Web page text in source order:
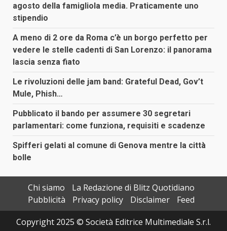
agosto della famigliola media. Praticamente uno
stipendio
A meno di 2 ore da Roma c’è un borgo perfetto per
vedere le stelle cadenti di San Lorenzo: il panorama
lascia senza fiato
Le rivoluzioni delle jam band: Grateful Dead, Gov’t
Mule, Phish…
Pubblicato il bando per assumere 30 segretari
parlamentari: come funziona, requisiti e scadenze
Spifferi gelati al comune di Genova mentre la città
bolle
Chi siamo
La Redazione di Blitz Quotidiano
Pubblicità
Privacy policy Disclaimer
Feed
Copyright 2025 © Società Editrice Multimediale S.r.l.